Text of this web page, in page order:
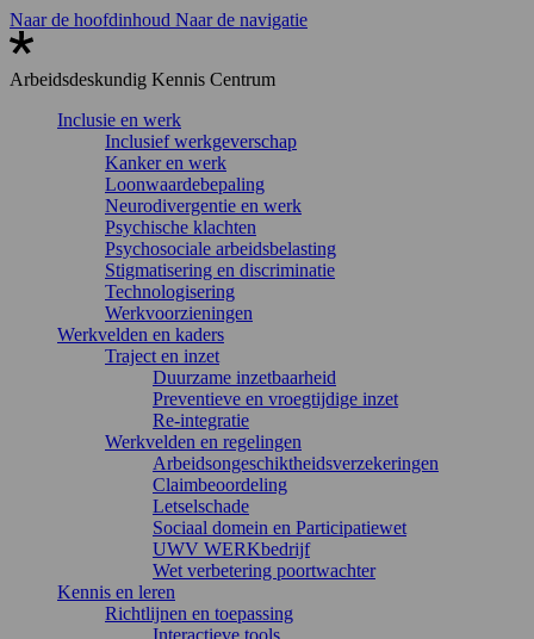
Naar de hoofdinhoud Naar de navigatie
Arbeidsdeskundig Kennis Centrum
Inclusie en werk
Inclusief werkgeverschap
Kanker en werk
Loonwaardebepaling
Neurodivergentie en werk
Psychische klachten
Psychosociale arbeidsbelasting
Stigmatisering en discriminatie
Technologisering
Werkvoorzieningen
Werkvelden en kaders
Traject en inzet
Duurzame inzetbaarheid
Preventieve en vroegtijdige inzet
Re-integratie
Werkvelden en regelingen
Arbeidsongeschiktheidsverzekeringen
Claimbeoordeling
Letselschade
Sociaal domein en Participatiewet
UWV WERKbedrijf
Wet verbetering poortwachter
Kennis en leren
Richtlijnen en toepassing
Interactieve tools